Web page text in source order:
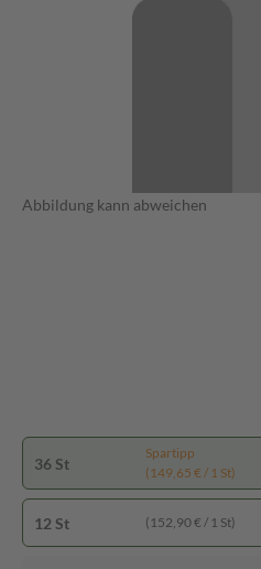
Abbildung kann abweichen
36 St
Spartipp
(149,65 € / 1 St)
12 St (152,90 € / 1 St)